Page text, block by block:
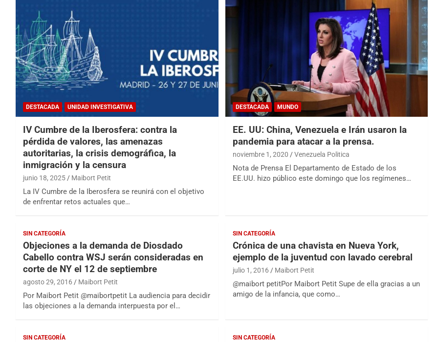
DESTACADA UNIDAD INVESTIGATIVA
IV Cumbre de la Iberosfera: contra la
pérdida de valores, las amenazas
autoritarias, la crisis demográfica, la
inmigración y la censura
junio 18, 2025 Maibort Petit
La IV Cumbre de la Iberosfera se reunirá con el objetivo
de enfrentar retos actuales que…
DESTACADA MUNDO
EE. UU: China, Venezuela e Irán usaron la
pandemia para atacar a la prensa.
noviembre 1, 2020 Venezuela Politica
Nota de Prensa El Departamento de Estado de los
EE.UU. hizo público este domingo que los regímenes…
SIN CATEGORÍA
Objeciones a la demanda de Diosdado
Cabello contra WSJ serán consideradas en
corte de NY el 12 de septiembre
agosto 29, 2016 Maibort Petit
Por Maibort Petit @maibortpetit La audiencia para decidir
las objeciones a la demanda interpuesta por el…
SIN CATEGORÍA
Crónica de una chavista en Nueva York,
ejemplo de la juventud con lavado cerebral
julio 1, 2016 Maibort Petit
@maibort petitPor Maibort Petit Supe de ella gracias a un
amigo de la infancia, que como…
SIN CATEGORÍA SIN CATEGORÍA